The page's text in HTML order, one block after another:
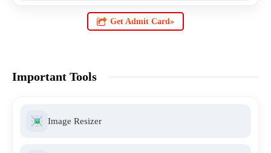
Get Admit Card»
Important Tools
Image Resizer